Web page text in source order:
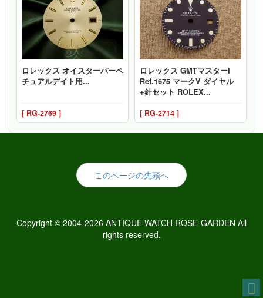
ロレックス オイスターパーペ
チュアルデイト用...
[ RG-2769 ]
ロレックス GMTマスターI
Ref.1675 マークV ダイヤル
+針セット ROLEX...
[ RG-2714 ]
このページの先頭へ
Copyright © 2004-2026 ANTIQUE WATCH ROSE-GARDEN All
rights reserved.